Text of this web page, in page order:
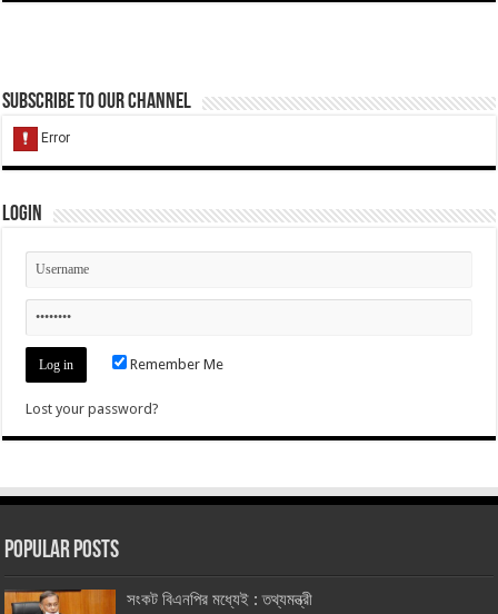
Subscribe to our Channel
Login
Remember Me
Lost your password?
Popular Posts
সংকট বিএনপির মধ্যেই : তথ্যমন্ত্রী